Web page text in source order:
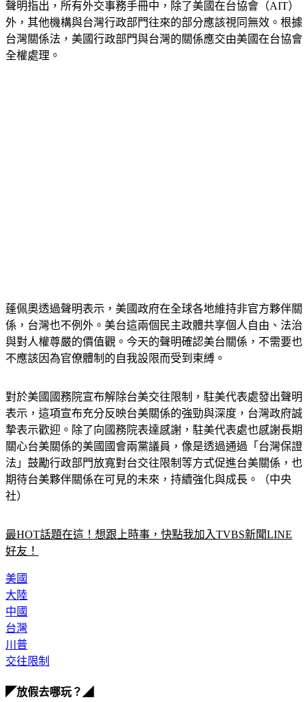
聲明指出，所有外交事務手冊中，除了美國在台協會（AIT）
外，其他機構與台灣行政部門往來的部分應該視同無效。根據
台灣關係法，美國行政部門與台灣的關係應交由美國在台協會
全權處理。
蓬佩奧透過聲明表示，美國政府在全球各地維持非官方夥伴關
係，台灣也不例外。美台這兩個民主政體共享個人自由、法治
與對人權尊嚴的價值觀。今天的聲明確認美台關係，不需要也
不應該因為官僚體制的自我設限而受到束縛。
對於美國國務院宣布解除台美交往限制，駐美代表處發出聲明
表示，這項宣布充分反映台美關係的強勁與深度，台灣政府誠
摯表示歡迎。除了向國務院表達感謝，駐美代表處也感謝長期
關心台美關係的美國國會兩黨議員，像是透過通過「台灣保證
法」鼓勵行政部門放寬對台交往限制等方式促進台美關係，也
期待台美夥伴關係在可見的未來，持續強化與成長。（中央
社）
最HOT話題在這！想跟上時事，快點我加入TVBS新聞LINE
好友！
美國
大陸
中國
台灣
川普
交往限制
◤放假去哪玩？◢